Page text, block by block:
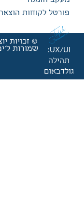
לאור
© זכויות יוצרים 2026. כל הזכויות
נוף פלדהיים בע"מ'